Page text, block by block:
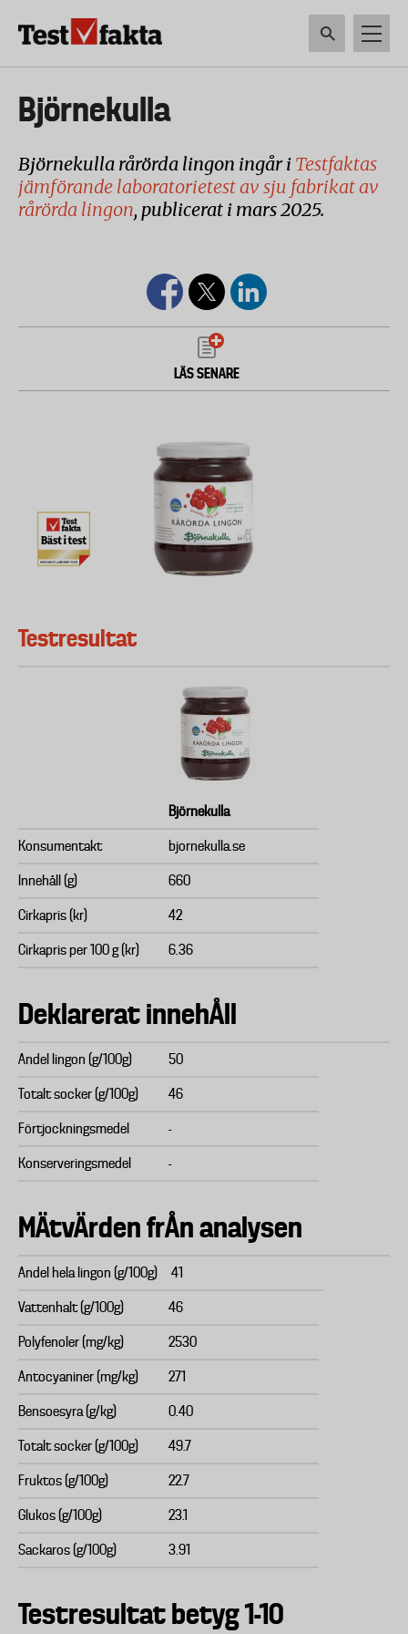
Huvudmeny
ny
Björnekulla
Björnekulla rårörda lingon ingår i Testfaktas
jämförande laboratorietest av sju fabrikat av
rårörda lingon, publicerat i mars 2025.
LÄS SENARE
Testresultat
Björnekulla
Konsumentakt bjornekulla.se
Innehåll (g) 660
Cirkapris (kr) 42
Cirkapris per 100 g (kr) 6.36
Deklarerat innehÅll
Andel lingon (g/100g) 50
Totalt socker (g/100g) 46
Förtjockningsmedel -
Konserveringsmedel -
MÄtvÄrden frÅn analysen
Andel hela lingon (g/100g) 41
Vattenhalt (g/100g) 46
Polyfenoler (mg/kg) 2530
Antocyaniner (mg/kg) 271
Bensoesyra (g/kg) 0.40
Totalt socker (g/100g) 49.7
Fruktos (g/100g) 22.7
Glukos (g/100g) 23.1
Sackaros (g/100g) 3.91
Testresultat betyg 1-10